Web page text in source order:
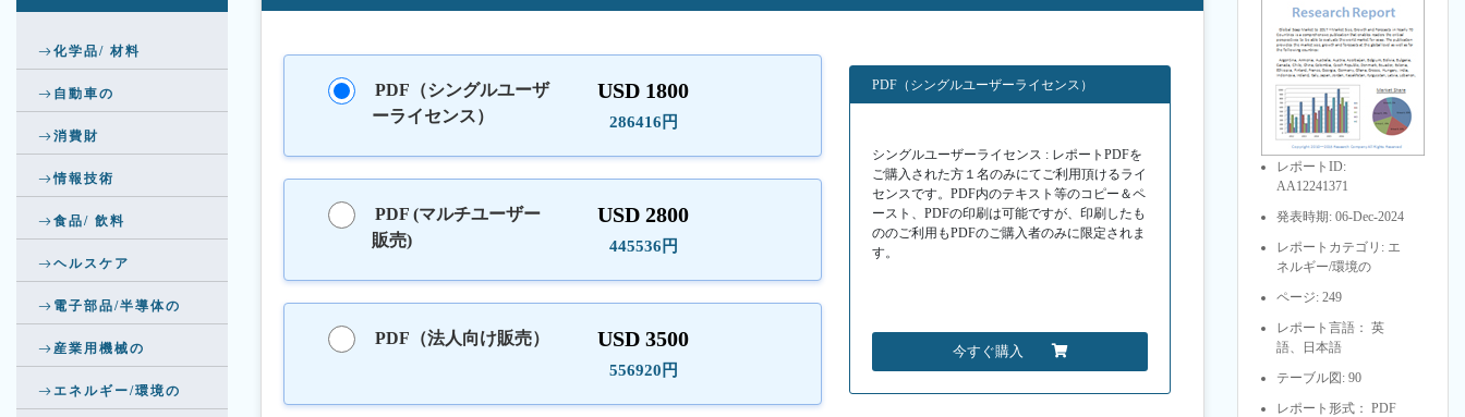
化学品/ 材料
自動車の
消費財
情報技術
食品/ 飲料
ヘルスケア
電子部品/半導体の
産業用機械の
エネルギー/環境の
PDF（シングルユーザ
ーライセンス）
USD 1800
286416円
PDF (マルチユーザー
販売)
USD 2800
445536円
PDF（法人向け販売） USD 3500
556920円
PDF（シングルユーザーライセンス）
シングルユーザーライセンス : レポートPDFを
ご購入された方１名のみにてご利用頂けるライ
センスです。PDF内のテキスト等のコピー＆ペ
ースト、PDFの印刷は可能ですが、印刷したも
ののご利用もPDFのご購入者のみに限定されま
す。
今すぐ購入
レポートID:
AA12241371
発表時期: 06-Dec-2024
レポートカテゴリ: エ
ネルギー/環境の
ページ: 249
レポート言語： 英
語、日本語
テーブル図: 90
レポート形式： PDF